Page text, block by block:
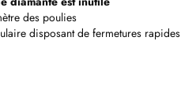
des poulies
disposant de fermetures rapides